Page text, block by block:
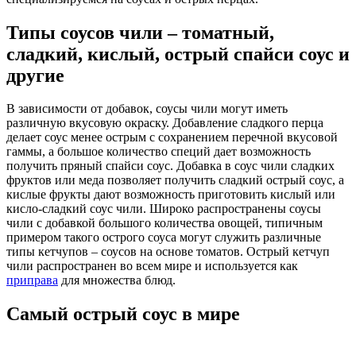
Типы соусов чили – томатный,
сладкий, кислый, острый спайси соус и
другие
В зависимости от добавок, соусы чили могут иметь
различную вкусовую окраску. Добавление сладкого перца
делает соус менее острым с сохранением перечной вкусовой
гаммы, а большое количество специй дает возможность
получить пряный спайси соус. Добавка в соус чили сладких
фруктов или меда позволяет получить сладкий острый соус, а
кислые фрукты дают возможность приготовить кислый или
кисло-сладкий соус чили. Широко распространены соусы
чили с добавкой большого количества овощей, типичным
примером такого острого соуса могут служить различные
типы кетчупов – соусов на основе томатов. Острый кетчуп
чили распространен во всем мире и используется как
приправа для множества блюд.
Самый острый соус в мире